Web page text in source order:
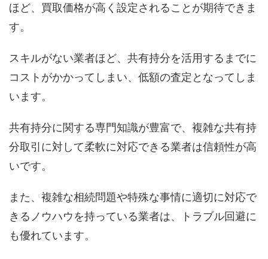
ほど、買取価格が高く設定されることが期待できま
す。
スキルがない業者ほど、共有持分を活用するまでに
コストがかかってしまい、低額の査定となってしま
います。
共有持分に関する専門知識が豊富で、複雑な共有持
分取引に対して柔軟に対応できる業者は信頼性が高
いです。
また、複雑な相続問題や特殊な事情に適切に対応で
きるノウハウを持っている業者は、トラブル回避に
も優れています。